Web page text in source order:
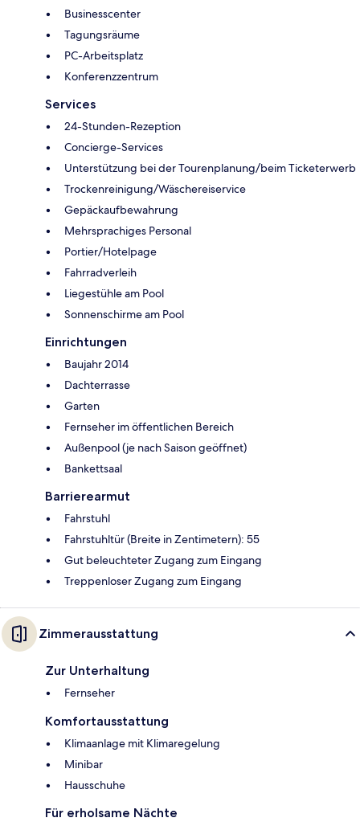
Businesscenter
Tagungsräume
PC-Arbeitsplatz
Konferenzzentrum
Services
24-Stunden-Rezeption
Concierge-Services
Unterstützung bei der Tourenplanung/beim Ticketerwerb
Trockenreinigung/Wäschereiservice
Gepäckaufbewahrung
Mehrsprachiges Personal
Portier/Hotelpage
Fahrradverleih
Liegestühle am Pool
Sonnenschirme am Pool
Einrichtungen
Baujahr 2014
Dachterrasse
Garten
Fernseher im öffentlichen Bereich
Außenpool (je nach Saison geöffnet)
Bankettsaal
Barrierearmut
Fahrstuhl
Fahrstuhltür (Breite in Zentimetern): 55
Gut beleuchteter Zugang zum Eingang
Treppenloser Zugang zum Eingang
Zimmerausstattung
Zur Unterhaltung
Fernseher
Komfortausstattung
Klimaanlage mit Klimaregelung
Minibar
Hausschuhe
Für erholsame Nächte